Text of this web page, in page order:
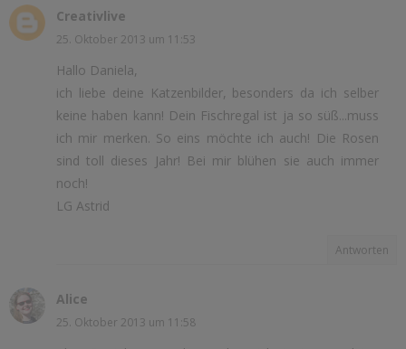
Creativlive
25. Oktober 2013 um 11:53
Hallo Daniela,
ich liebe deine Katzenbilder, besonders da ich selber
keine haben kann! Dein Fischregal ist ja so süß...muss
ich mir merken. So eins möchte ich auch! Die Rosen
sind toll dieses Jahr! Bei mir blühen sie auch immer
noch!
LG Astrid
Antworten
Alice
25. Oktober 2013 um 11:58